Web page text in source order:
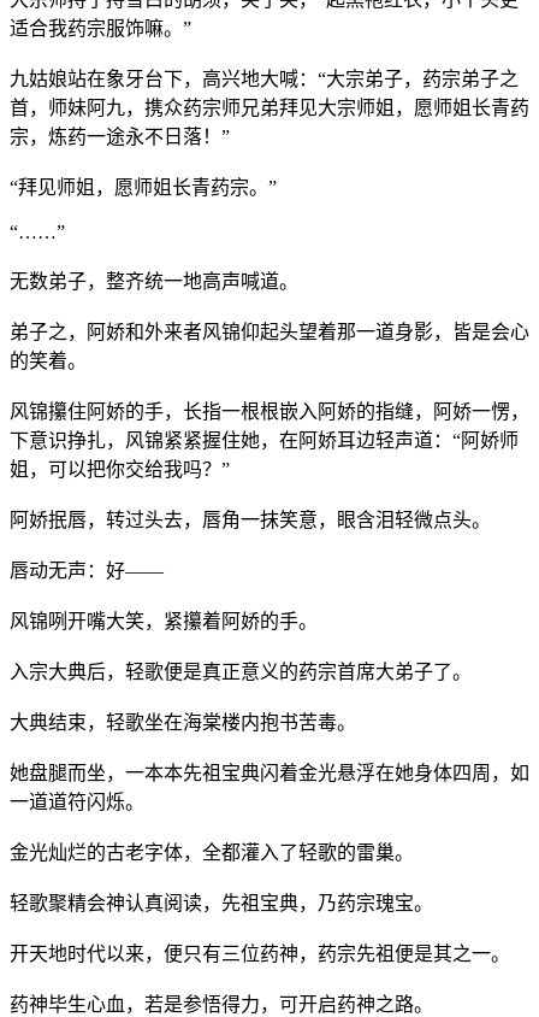
适合我药宗服饰嘛。”
九姑娘站在象牙台下，高兴地大喊：“大宗弟子，药宗弟子之
首，师妹阿九，携众药宗师兄弟拜见大宗师姐，愿师姐长青药
宗，炼药一途永不日落！”
“拜见师姐，愿师姐长青药宗。”
“……”
无数弟子，整齐统一地高声喊道。
弟子之，阿娇和外来者风锦仰起头望着那一道身影，皆是会心
的笑着。
风锦攥住阿娇的手，长指一根根嵌入阿娇的指缝，阿娇一愣，
下意识挣扎，风锦紧紧握住她，在阿娇耳边轻声道：“阿娇师
姐，可以把你交给我吗？”
阿娇抿唇，转过头去，唇角一抹笑意，眼含泪轻微点头。
唇动无声：好——
风锦咧开嘴大笑，紧攥着阿娇的手。
入宗大典后，轻歌便是真正意义的药宗首席大弟子了。
大典结束，轻歌坐在海棠楼内抱书苦毒。
她盘腿而坐，一本本先祖宝典闪着金光悬浮在她身体四周，如
一道道符闪烁。
金光灿烂的古老字体，全都灌入了轻歌的雷巢。
轻歌聚精会神认真阅读，先祖宝典，乃药宗瑰宝。
开天地时代以来，便只有三位药神，药宗先祖便是其之一。
药神毕生心血，若是参悟得力，可开启药神之路。